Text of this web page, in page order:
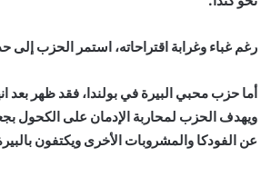
رغم غباء وغرابة اقتراحاته، استمر الحزب إلى حدود
أما حزب محبي البيرة في بولندا، فقد ظهر بعد
ويهدف الحزب لمحاربة الإدمان على الكحول
عن الفودكا والمشروبات الأخرى ويكتفون